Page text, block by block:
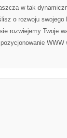
w tak
o rozwoju
rozwiejemy Twoje